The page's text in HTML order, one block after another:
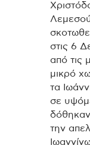
στις 6
από τις
μικρό
τα
σε
δόθηκαν
την